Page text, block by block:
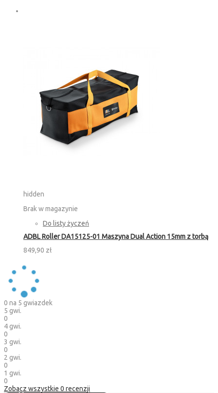
hidden
Brak w magazynie
Do listy życzeń
ADBL Roller DA15125-01 Maszyna Dual Action 15mm z torbą
849,90 zł
0 na 5 gwiazdek
5 gwi.
0
4 gwi.
0
3 gwi.
0
2 gwi.
0
1 gwi.
0
Zobacz wszystkie 0 recenzji